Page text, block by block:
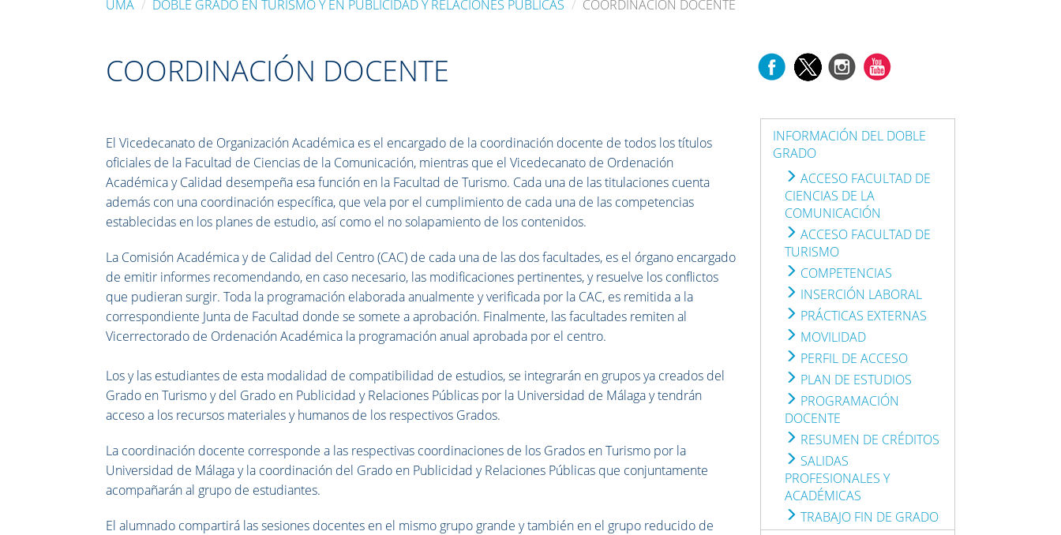
UMA DOBLE GRADO EN TURISMO Y EN PUBLICIDAD Y RELACIONES PÚBLICAS COORDINACIÓN DOCENTE
COORDINACIÓN DOCENTE
El Vicedecanato de Organización Académica es el encargado de la coordinación docente de todos los títulos
oficiales de la Facultad de Ciencias de la Comunicación, mientras que el Vicedecanato de Ordenación
Académica y Calidad desempeña esa función en la Facultad de Turismo. Cada una de las titulaciones cuenta
además con una coordinación específica, que vela por el cumplimiento de cada una de las competencias
establecidas en los planes de estudio, así como el no solapamiento de los contenidos.
La Comisión Académica y de Calidad del Centro (CAC) de cada una de las dos facultades, es el órgano encargado
de emitir informes recomendando, en caso necesario, las modificaciones pertinentes, y resuelve los conflictos
que pudieran surgir. Toda la programación elaborada anualmente y verificada por la CAC, es remitida a la
correspondiente Junta de Facultad donde se somete a aprobación. Finalmente, las facultades remiten al
Vicerrectorado de Ordenación Académica la programación anual aprobada por el centro.
Los y las estudiantes de esta modalidad de compatibilidad de estudios, se integrarán en grupos ya creados del
Grado en Turismo y del Grado en Publicidad y Relaciones Públicas por la Universidad de Málaga y tendrán
acceso a los recursos materiales y humanos de los respectivos Grados.
La coordinación docente corresponde a las respectivas coordinaciones de los Grados en Turismo por la
Universidad de Málaga y la coordinación del Grado en Publicidad y Relaciones Públicas que conjuntamente
acompañarán al grupo de estudiantes.
El alumnado compartirá las sesiones docentes en el mismo grupo grande y también en el grupo reducido de
INFORMACIÓN DEL DOBLE
GRADO
ACCESO FACULTAD DE
CIENCIAS DE LA
COMUNICACIÓN
ACCESO FACULTAD DE
TURISMO
COMPETENCIAS
INSERCIÓN LABORAL
PRÁCTICAS EXTERNAS
MOVILIDAD
PERFIL DE ACCESO
PLAN DE ESTUDIOS
PROGRAMACIÓN
DOCENTE
RESUMEN DE CRÉDITOS
SALIDAS
PROFESIONALES Y
ACADÉMICAS
TRABAJO FIN DE GRADO